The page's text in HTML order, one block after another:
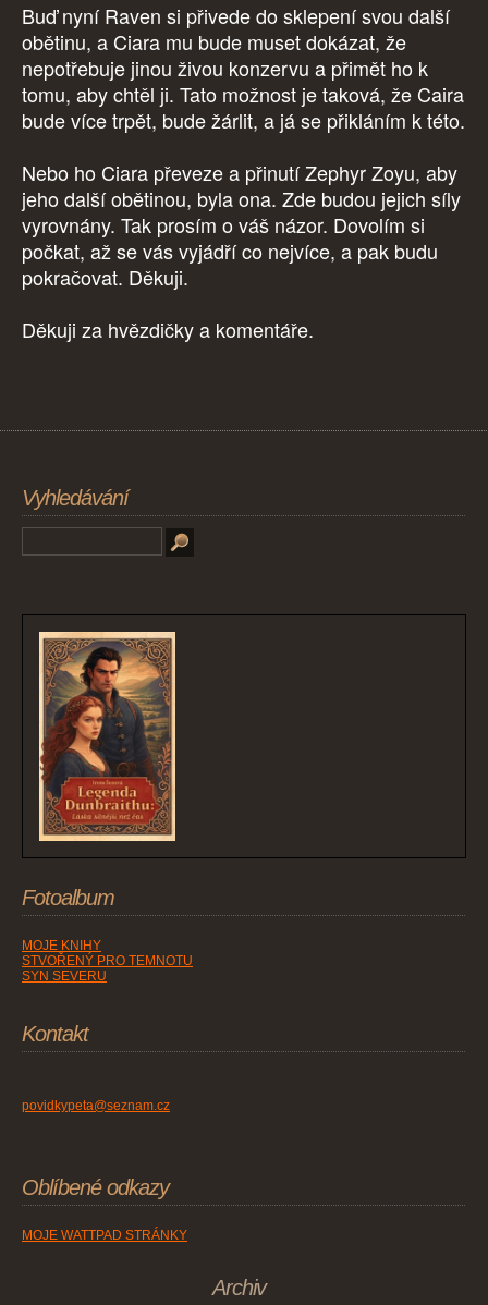
Buď nyní Raven si přivede do sklepení svou další
obětinu, a Ciara mu bude muset dokázat, že
nepotřebuje jinou živou konzervu a přimět ho k
tomu, aby chtěl ji. Tato možnost je taková, že Caira
bude více trpět, bude žárlit, a já se přikláním k této.
Nebo ho Ciara převeze a přinutí Zephyr Zoyu, aby
jeho další obětinou, byla ona. Zde budou jejich síly
vyrovnány. Tak prosím o váš názor. Dovolím si
počkat, až se vás vyjádří co nejvíce, a pak budu
pokračovat. Děkuji.
Děkuji za hvězdičky a komentáře.
Vyhledávání
Fotoalbum
MOJE KNIHY
STVOŘENÝ PRO TEMNOTU
SYN SEVERU
Kontakt
povidkypeta@seznam.cz
Oblíbené odkazy
MOJE WATTPAD STRÁNKY
Archiv